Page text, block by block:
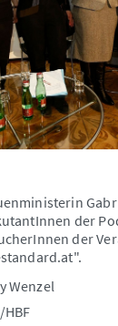
der
der
Wenzel
HBF